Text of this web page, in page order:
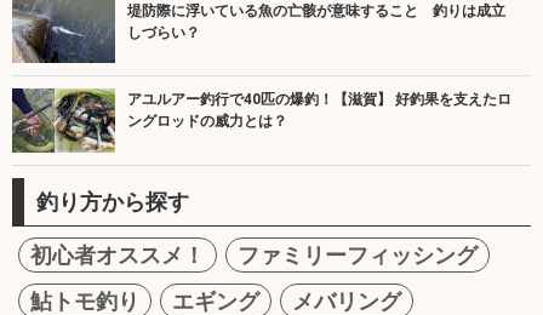
堤防際に浮いている魚の亡骸が意味すること 釣りは成立
しづらい？
アユルアー釣行で40匹の爆釣！【滋賀】 好釣果を支えたロ
ングロッドの威力とは？
釣り方から探す
初心者オススメ！
ファミリーフィッシング
鮎トモ釣り
エギング
メバリング